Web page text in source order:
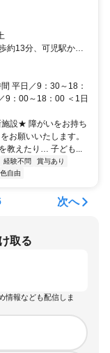
約13分、可児駅から
平日／9：30～18：
9：00～18：00 ＜1日
設★ 障がいをお持ち
お願いいたします。
教えたり… 子ども...
経験不問
賞与あり
自由
次へ
取る
情報なども配信しま